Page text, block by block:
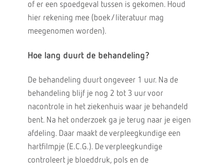
of er een spoedgeval tussen is gekomen. Houd
hier rekening mee (boek/literatuur mag
meegenomen worden).
Hoe lang duurt de behandeling?
De behandeling duurt ongeveer 1 uur. Na de
behandeling blijf je nog 2 tot 3 uur voor
nacontrole in het ziekenhuis waar je behandeld
bent. Na het onderzoek ga je terug naar je eigen
afdeling. Daar maakt de verpleegkundige een
hartfilmpje (E.C.G.). De verpleegkundige
controleert je bloeddruk, pols en de